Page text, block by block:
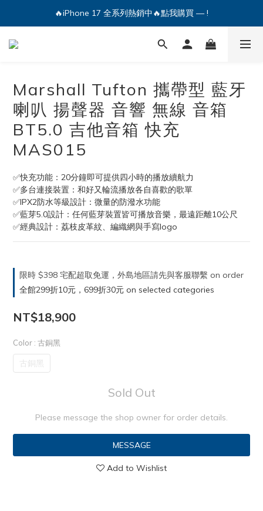
🔥iPhone 17 全系列熱銷中🔥點我購買 — !
🔥iPhone 17 全系列熱銷中🔥點我購買 — !
Marshall Tufton 攜帶型 藍牙
喇叭 揚聲器 音響 無線 音箱
BT5.0 吉他音箱 快充
MAS015
✅快充功能：20分鐘即可提供四小時的播放續航力
✅多台連接裝置：和好又輪流播放各自喜歡的歌單
✅IPX2防水等級設計：微量的防潑水功能
✅藍芽5.0設計：任何藍芽裝置皆可播放音樂，最遠距離10公尺
✅經典設計：荔枝皮革紋、編織網與手寫logo
限時 $398 宅配超取免運，外島地區請先與客服聯繫 on order
全館299折10元，699折30元 on selected categories
NT$18,900
Color : 古銅黑
古銅黑
Sold Out
Please message the shop owner for order details.
MESSAGE
Add to Wishlist